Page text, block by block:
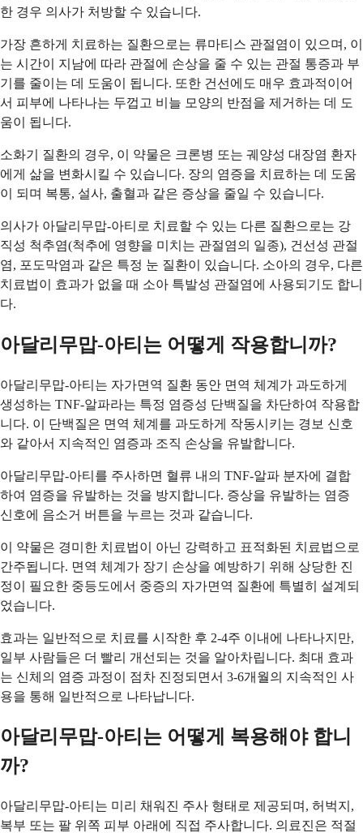
한 경우 의사가 처방할 수 있습니다.
가장 흔하게 치료하는 질환으로는 류마티스 관절염이 있으며, 이
는 시간이 지남에 따라 관절에 손상을 줄 수 있는 관절 통증과 부
기를 줄이는 데 도움이 됩니다. 또한 건선에도 매우 효과적이어
서 피부에 나타나는 두껍고 비늘 모양의 반점을 제거하는 데 도
움이 됩니다.
소화기 질환의 경우, 이 약물은 크론병 또는 궤양성 대장염 환자
에게 삶을 변화시킬 수 있습니다. 장의 염증을 치료하는 데 도움
이 되며 복통, 설사, 출혈과 같은 증상을 줄일 수 있습니다.
의사가 아달리무맙-아티로 치료할 수 있는 다른 질환으로는 강
직성 척추염(척추에 영향을 미치는 관절염의 일종), 건선성 관절
염, 포도막염과 같은 특정 눈 질환이 있습니다. 소아의 경우, 다른
치료법이 효과가 없을 때 소아 특발성 관절염에 사용되기도 합니
다.
아달리무맙-아티는 어떻게 작용합니까?
아달리무맙-아티는 자가면역 질환 동안 면역 체계가 과도하게
생성하는 TNF-알파라는 특정 염증성 단백질을 차단하여 작용합
니다. 이 단백질은 면역 체계를 과도하게 작동시키는 경보 신호
와 같아서 지속적인 염증과 조직 손상을 유발합니다.
아달리무맙-아티를 주사하면 혈류 내의 TNF-알파 분자에 결합
하여 염증을 유발하는 것을 방지합니다. 증상을 유발하는 염증
신호에 음소거 버튼을 누르는 것과 같습니다.
이 약물은 경미한 치료법이 아닌 강력하고 표적화된 치료법으로
간주됩니다. 면역 체계가 장기 손상을 예방하기 위해 상당한 진
정이 필요한 중등도에서 중증의 자가면역 질환에 특별히 설계되
었습니다.
효과는 일반적으로 치료를 시작한 후 2-4주 이내에 나타나지만,
일부 사람들은 더 빨리 개선되는 것을 알아차립니다. 최대 효과
는 신체의 염증 과정이 점차 진정되면서 3-6개월의 지속적인 사
용을 통해 일반적으로 나타납니다.
아달리무맙-아티는 어떻게 복용해야 합니
까?
아달리무맙-아티는 미리 채워진 주사 형태로 제공되며, 허벅지,
복부 또는 팔 위쪽 피부 아래에 직접 주사합니다. 의료진은 적절